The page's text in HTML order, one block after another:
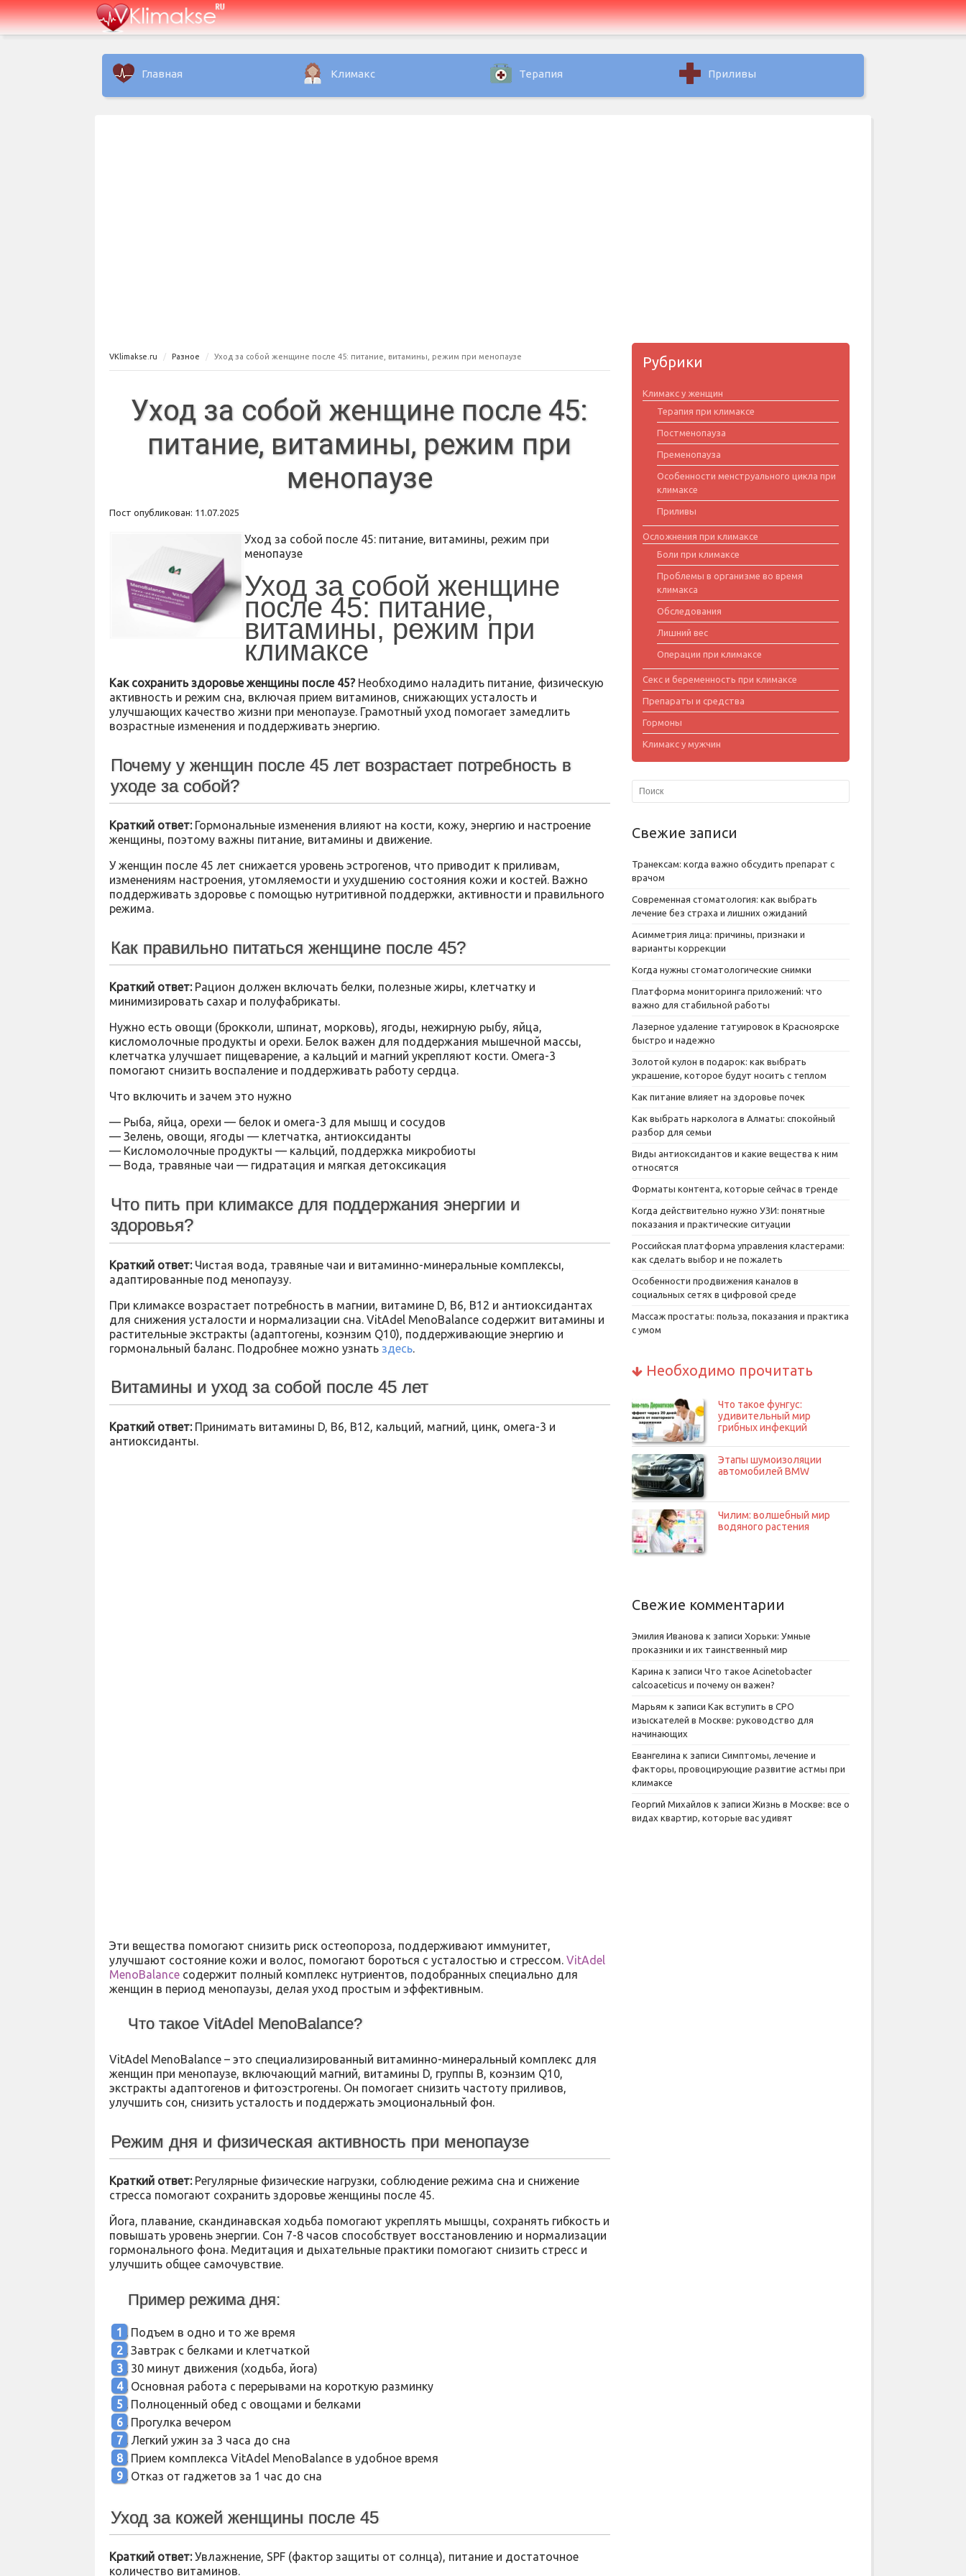
Главная Климакс Терапия Приливы
VKlimakse.ru Разное Уход за собой женщине после 45: питание, витамины, режим при менопаузе
Уход за собой женщине после 45:
питание, витамины, режим при
менопаузе
Пост опубликован: 11.07.2025
Уход за собой после 45: питание, витамины, режим при
менопаузе
Уход за собой женщине
после 45: питание,
витамины, режим при
климаксе
Как сохранить здоровье женщины после 45?Необходимо наладить питание, физическую
активность и режим сна, включая прием витаминов, снижающих усталость и
улучшающих качество жизни при менопаузе. Грамотный уход помогает замедлить
возрастные изменения и поддерживать энергию.
Почему у женщин после 45 лет возрастает потребность в
уходе за собой?
Краткий ответ:Гормональные изменения влияют на кости, кожу, энергию и настроение
женщины, поэтому важны питание, витамины и движение.
У женщин после 45 лет снижается уровень эстрогенов, что приводит к приливам,
изменениям настроения, утомляемости и ухудшению состояния кожи и костей. Важно
поддерживать здоровье с помощью нутритивной поддержки, активности и правильного
режима.
Как правильно питаться женщине после 45?
Краткий ответ:Рацион должен включать белки, полезные жиры, клетчатку и
минимизировать сахар и полуфабрикаты.
Нужно есть овощи (брокколи, шпинат, морковь), ягоды, нежирную рыбу, яйца,
кисломолочные продукты и орехи. Белок важен для поддержания мышечной массы,
клетчатка улучшает пищеварение, а кальций и магний укрепляют кости. Омега-3
помогают снизить воспаление и поддерживать работу сердца.
Что включить и зачем это нужно
— Рыба, яйца, орехи — белок и омега-3 для мышц и сосудов
— Зелень, овощи, ягоды — клетчатка, антиоксиданты
— Кисломолочные продукты — кальций, поддержка микробиоты
— Вода, травяные чаи — гидратация и мягкая детоксикация
Что пить при климаксе для поддержания энергии и
здоровья?
Краткий ответ:Чистая вода, травяные чаи и витаминно-минеральные комплексы,
адаптированные под менопаузу.
При климаксе возрастает потребность в магнии, витамине D, B6, B12 и антиоксидантах
для снижения усталости и нормализации сна. VitAdel MenoBalance содержит витамины и
растительные экстракты (адаптогены, коэнзим Q10), поддерживающие энергию и
гормональный баланс. Подробнее можно узнать здесь
Витамины и уход за собой после 45 лет
Краткий ответ:Принимать витамины D, B6, B12, кальций, магний, цинк, омега-3 и
антиоксиданты.
Эти вещества помогают снизить риск остеопороза, поддерживают иммунитет,
улучшают состояние кожи и волос, помогают бороться с усталостью и стрессом. VitAdel
MenoBalance содержит полный комплекс нутриентов, подобранных специально для
женщин в период менопаузы, делая уход простым и эффективным.
Что такое VitAdel MenoBalance?
VitAdel MenoBalance – это специализированный витаминно-минеральный комплекс для
женщин при менопаузе, включающий магний, витамины D, группы B, коэнзим Q10,
экстракты адаптогенов и фитоэстрогены. Он помогает снизить частоту приливов,
улучшить сон, снизить усталость и поддержать эмоциональный фон.
Режим дня и физическая активность при менопаузе
Краткий ответ:Регулярные физические нагрузки, соблюдение режима сна и снижение
стресса помогают сохранить здоровье женщины после 45.
Йога, плавание, скандинавская ходьба помогают укреплять мышцы, сохранять гибкость и
повышать уровень энергии. Сон 7-8 часов способствует восстановлению и нормализации
гормонального фона. Медитация и дыхательные практики помогают снизить стресс и
улучшить общее самочувствие.
Пример режима дня:
Подъем в одно и то же время
Завтрак с белками и клетчаткой
30 минут движения (ходьба, йога)
Основная работа с перерывами на короткую разминку
Полноценный обед с овощами и белками
Прогулка вечером
Легкий ужин за 3 часа до сна
Прием комплекса VitAdel MenoBalance в удобное время
Отказ от гаджетов за 1 час до сна
Уход за кожей женщины после 45
Краткий ответ:Увлажнение, SPF (фактор защиты от солнца), питание и достаточное
количество витаминов.
Рубрики
Климакс у женщин
Терапия при климаксе
Постменопауза
Пременопауза
Особенности менструального цикла при
климаксе
Приливы
Осложнения при климаксе
Боли при климаксе
Проблемы в организме во время
климакса
Обследования
Лишний вес
Операции при климаксе
Секс и беременность при климаксе
Препараты и средства
Гормоны
Климакс у мужчин
Свежие записи
Транексам: когда важно обсудить препарат с
врачом
Современная стоматология: как выбрать
лечение без страха и лишних ожиданий
Асимметрия лица: причины, признаки и
варианты коррекции
Когда нужны стоматологические снимки
Платформа мониторинга приложений: что
важно для стабильной работы
Лазерное удаление татуировок в Красноярске
быстро и надежно
Золотой кулон в подарок: как выбрать
украшение, которое будут носить с теплом
Как питание влияет на здоровье почек
Как выбрать нарколога в Алматы: спокойный
разбор для семьи
Виды антиоксидантов и какие вещества к ним
относятся
Форматы контента, которые сейчас в тренде
Когда действительно нужно УЗИ: понятные
показания и практические ситуации
Российская платформа управления кластерами:
как сделать выбор и не пожалеть
Особенности продвижения каналов в
социальных сетях в цифровой среде
Массаж простаты: польза, показания и практика
с умом
Необходимо прочитать
Что такое фунгус:
удивительный мир
грибных инфекций
Этапы шумоизоляции
автомобилей BMW
Чилим: волшебный мир
водяного растения
Свежие комментарии
Эмилия Иванова к записи Хорьки: Умные
проказники и их таинственный мир
Карина к записи Что такое Acinetobacter
calcoaceticus и почему он важен?
Марьям к записи Как вступить в СРО
изыскателей в Москве: руководство для
начинающих
Евангелина к записи Симптомы, лечение и
факторы, провоцирующие развитие астмы при
климаксе
Георгий Михайлов к записи Жизнь в Москве: все о
видах квартир, которые вас удивят